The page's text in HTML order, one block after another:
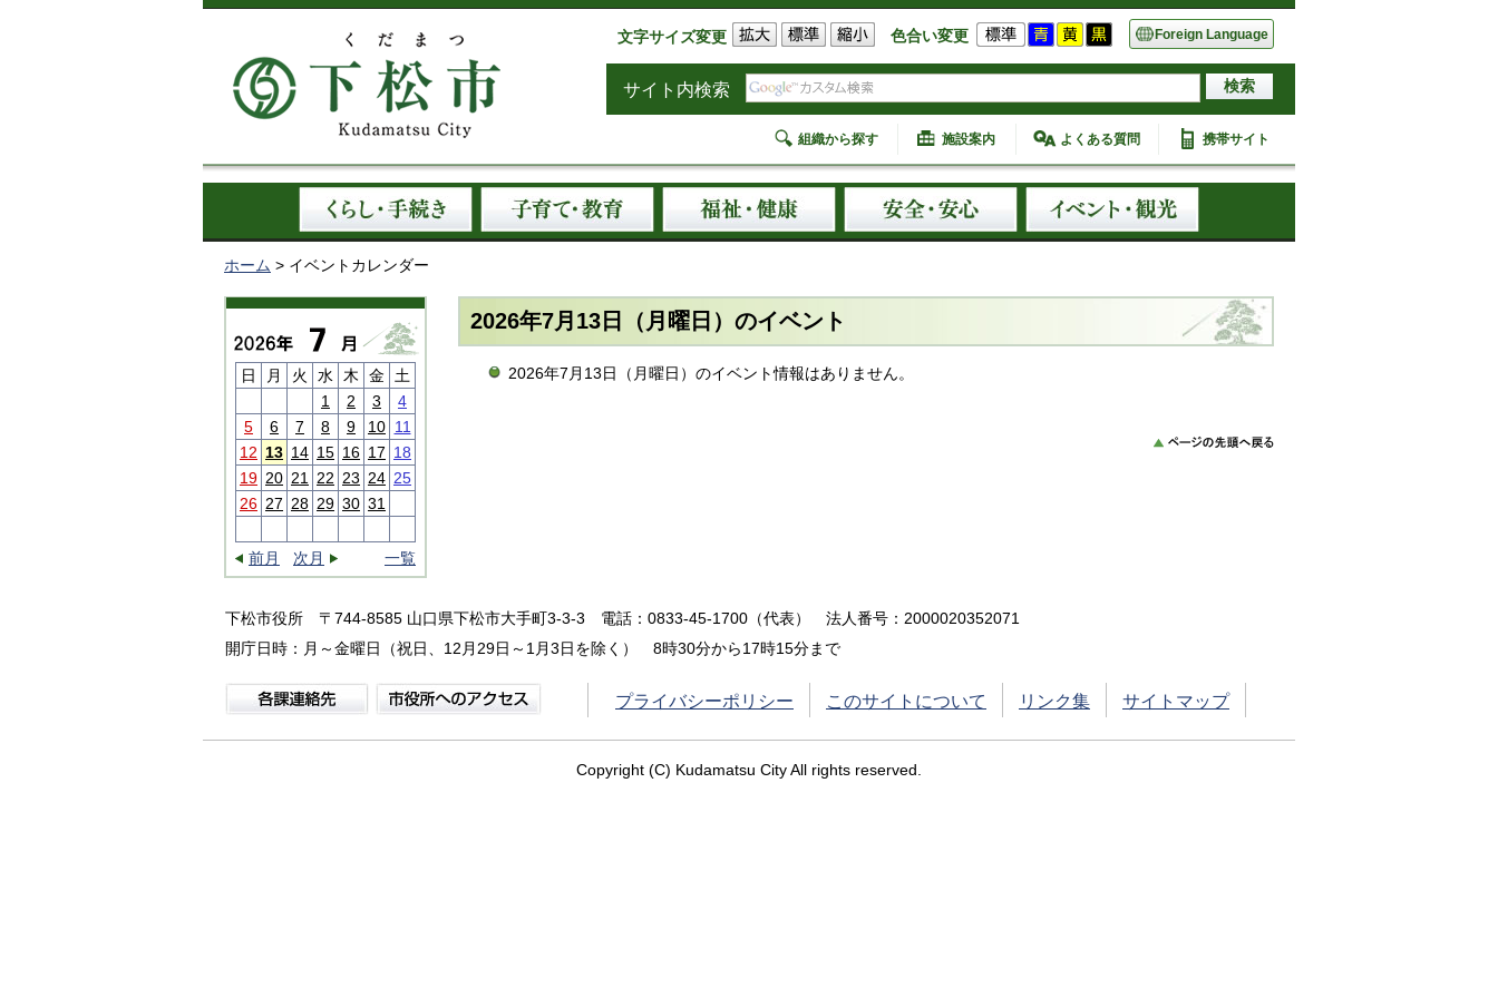
文字サイズ変更 色合い変更 Foreign Language
サイト内検索
組織から探す 施設案内 よくある質問 携帯サイト
ホーム > イベントカレンダー
日 月 火 水 木 金
土
1
2 3
4
5
6 7 8 9 10 11
12 13 14 15 16 17 18
19 20 21 22 23 24 25
26 27 28 29 30 31
前月 次月 一覧
2026年7月13日（月曜日）のイベント
2026年7月13日（月曜日）のイベント情報はありません。
下松市役所 〒744-8585 山口県下松市大手町3-3-3 電話：0833-45-1700（代表）
法人番号：2000020352071
開庁日時：月～金曜日（祝日、12月29日～1月3日を除く） 8時30分から17時15分まで
プライバシーポリシー このサイトについて リンク集 サイトマップ
Copyright (C) Kudamatsu City All rights reserved.